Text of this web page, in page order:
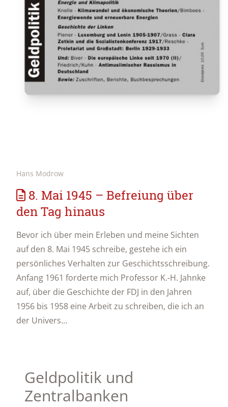
Hans Modrow
8. Mai 1945 – Befreiung über
den Tag hinaus
Bevor ich über mein Erleben und meine Sichten
auf den 8. Mai 1945 schreibe, gestehe ich ein
persönliches Verhalten zur Geschichtsschreibung.
Anfang 1961 forderte mich Professor K.-H. Jahnke
auf, über die Geschichte der FDJ in den Jahren
1956 bis 1958 eine Arbeit zu schreiben, die ich an
der Univers...
Geldpolitik und
Zentralbanken